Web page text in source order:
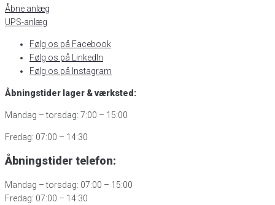
Åbne anlæg
UPS-anlæg
Følg os på Facebook
Følg os på LinkedIn
Følg os på Instagram
Åbningstider lager & værksted:
Mandag – torsdag: 7:00 – 15:00
Fredag: 07:00 – 14:30
Åbningstider telefon:
Mandag – torsdag: 07:00 – 15:00
Fredag: 07:00 – 14:30